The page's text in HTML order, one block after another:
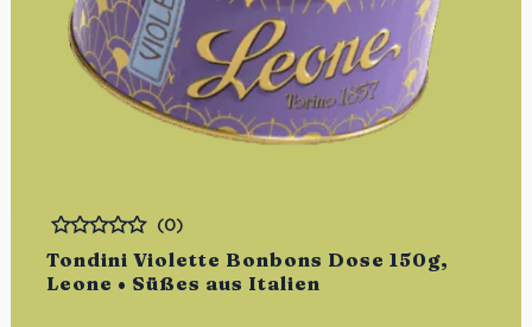
Tondini Violette Bonbons Dose 150g,
Leone • Süßes aus Italien
Bewertet
(0)